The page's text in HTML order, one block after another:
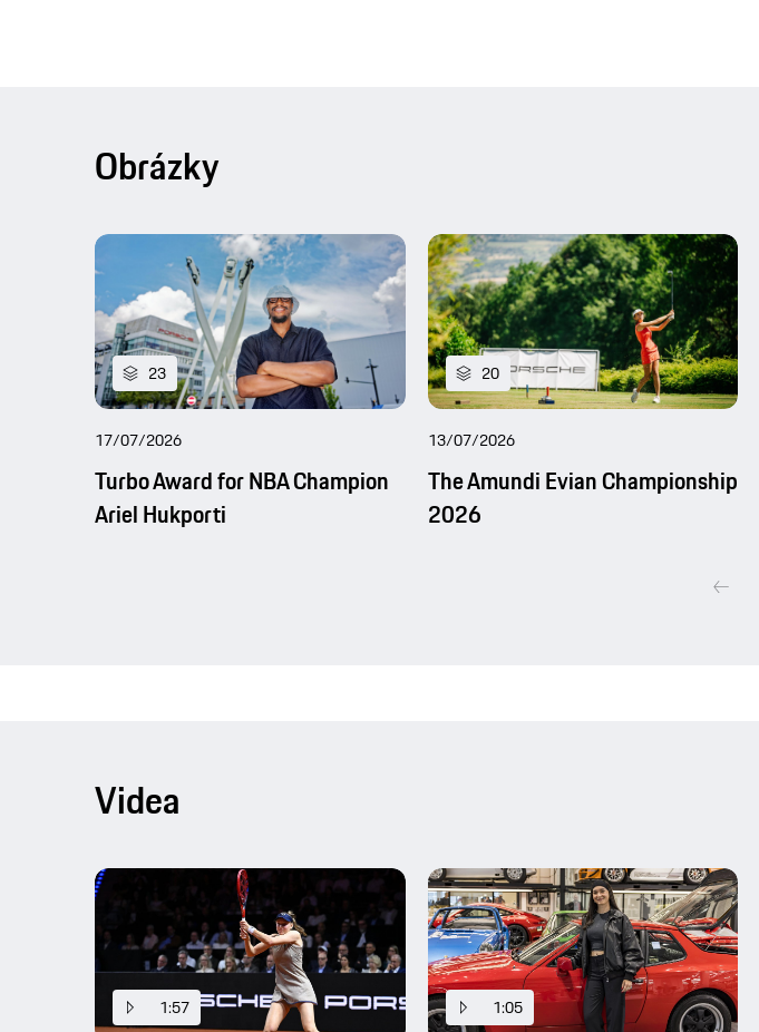
Obrázky
23
17/07/2026
Turbo Award for NBA Champion
Ariel Hukporti
20
13/07/2026
The Amundi Evian Championship
2026
Videa
1:57 1:05